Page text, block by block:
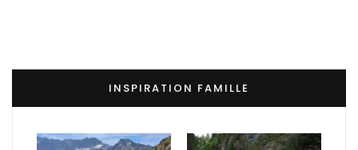
INSPIRATION FAMILLE